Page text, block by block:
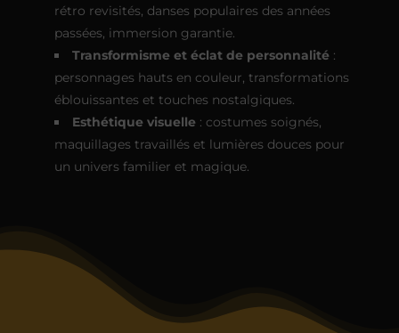
rétro revisités, danses populaires des années
passées, immersion garantie.
Transformisme et éclat de personnalité :
personnages hauts en couleur, transformations
éblouissantes et touches nostalgiques.
Esthétique visuelle : costumes soignés,
maquillages travaillés et lumières douces pour
un univers familier et magique.